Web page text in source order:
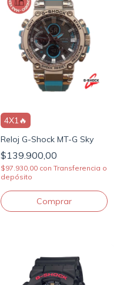
4X1🔥
Reloj G-Shock MT-G Sky
$139.900,00
$97.930,00 con Transferencia o
depósito